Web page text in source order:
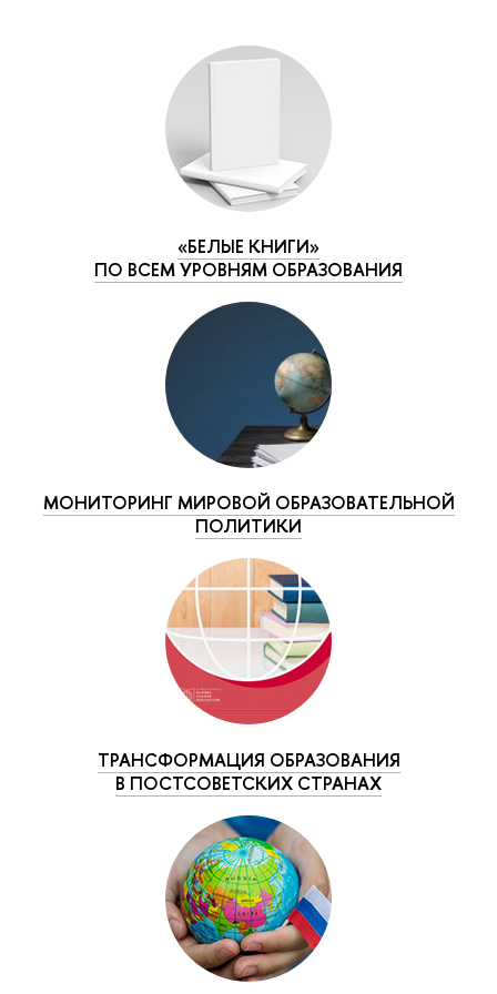
«БЕЛЫЕ КНИГИ»
ПО ВСЕМ УРОВНЯМ ОБРАЗОВАНИЯ
МОНИТОРИНГ МИРОВОЙ ОБРАЗОВАТЕЛЬНОЙ
ПОЛИТИКИ
ТРАНСФОРМАЦИЯ ОБРАЗОВАНИЯ
В ПОСТСОВЕТСКИХ СТРАНАХ